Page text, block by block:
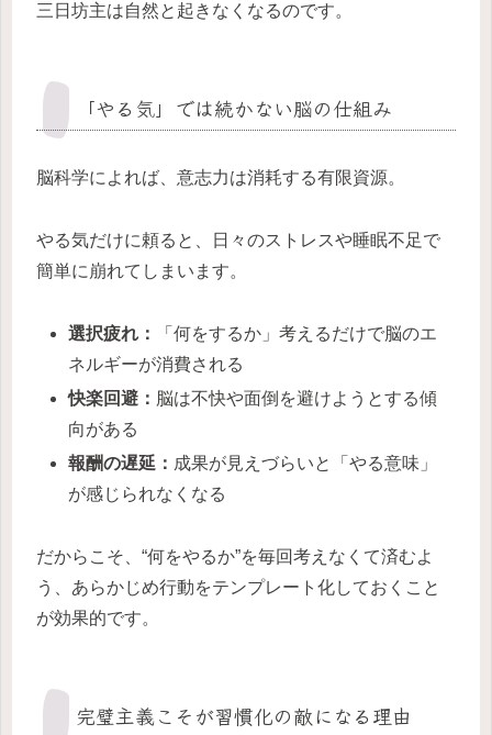
三日坊主は自然と起きなくなるのです。
「やる気」では続かない脳の仕組み
脳科学によれば、意志力は消耗する有限資源。
やる気だけに頼ると、日々のストレスや睡眠不足で
簡単に崩れてしまいます。
選択疲れ：
「何をするか」考えるだけで脳のエ
ネルギーが消費される
快楽回避： 脳は不快や面倒を避けようとする傾
向がある
報酬の遅延： 成果が見えづらいと「やる意味」
が感じられなくなる
だからこそ、“何をやるか”を毎回考えなくて済むよ
う、あらかじめ行動をテンプレート化しておくこと
が効果的です。
完璧主義こそが習慣化の敵になる理由